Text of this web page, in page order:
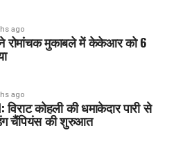
ago
रोमांचक मुकाबले में केकेआर को 6
ago
विराट कोहली की धमाकेदार पारी से
चैंपियंस की शुरुआत